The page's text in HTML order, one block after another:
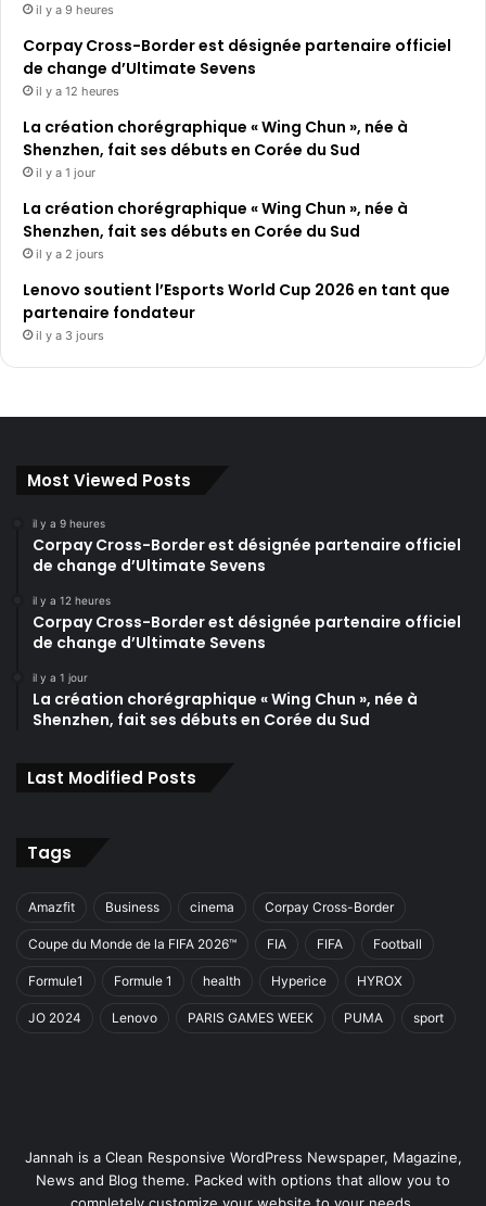
il y a 9 heures
Corpay Cross-Border est désignée partenaire officiel
de change d’Ultimate Sevens
il y a 12 heures
La création chorégraphique « Wing Chun », née à
Shenzhen, fait ses débuts en Corée du Sud
il y a 1 jour
La création chorégraphique « Wing Chun », née à
Shenzhen, fait ses débuts en Corée du Sud
il y a 2 jours
Lenovo soutient l’Esports World Cup 2026 en tant que
partenaire fondateur
il y a 3 jours
Most Viewed Posts
il y a 9 heures
Corpay Cross-Border est désignée partenaire officiel
de change d’Ultimate Sevens
il y a 12 heures
Corpay Cross-Border est désignée partenaire officiel
de change d’Ultimate Sevens
il y a 1 jour
La création chorégraphique « Wing Chun », née à
Shenzhen, fait ses débuts en Corée du Sud
Last Modified Posts
Tags
Amazfit Business cinema Corpay Cross-Border
Coupe du Monde de la FIFA 2026™ FIA FIFA Football
Formule1 Formule 1 health Hyperice HYROX
JO 2024 Lenovo PARIS GAMES WEEK PUMA sport
Jannah is a Clean Responsive WordPress Newspaper, Magazine,
News and Blog theme. Packed with options that allow you to